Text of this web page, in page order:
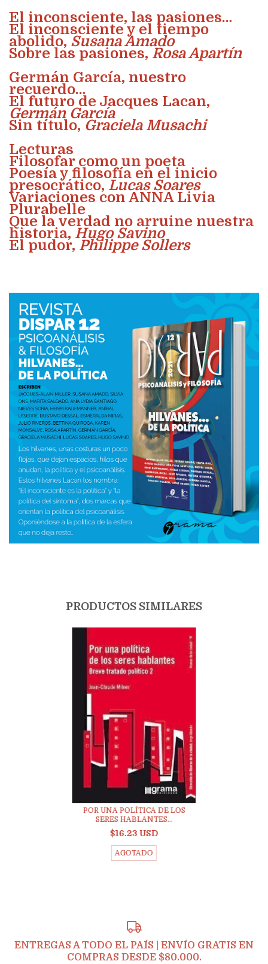
El inconsciente, las pasiones…
El inconsciente y el tiempo
abolido, Susana Amado
Sobre las pasiones, Rosa Apartín
Germán García, nuestro
recuerdo…
El futuro de Jacques Lacan,
Germán García
Sin título, Graciela Musachi
Lecturas
Filosofar como un poeta
Poesía y filosofía en el inicio
presocrático, Lucas Soares
Variaciones con ANNA Livia
Plurabelle
Que la verdad no arruine nuestra
historia, Hugo Savino
El pudor, Philippe Sollers
PRODUCTOS SIMILARES
POR UNA POLÍTICA DE LOS
SERES HABLANTES...
$16.23 USD
AGOTADO
ENTREGAS A TODO EL PAÍS | ENVÍO GRATIS EN
COMPRAS DESDE $80.000.